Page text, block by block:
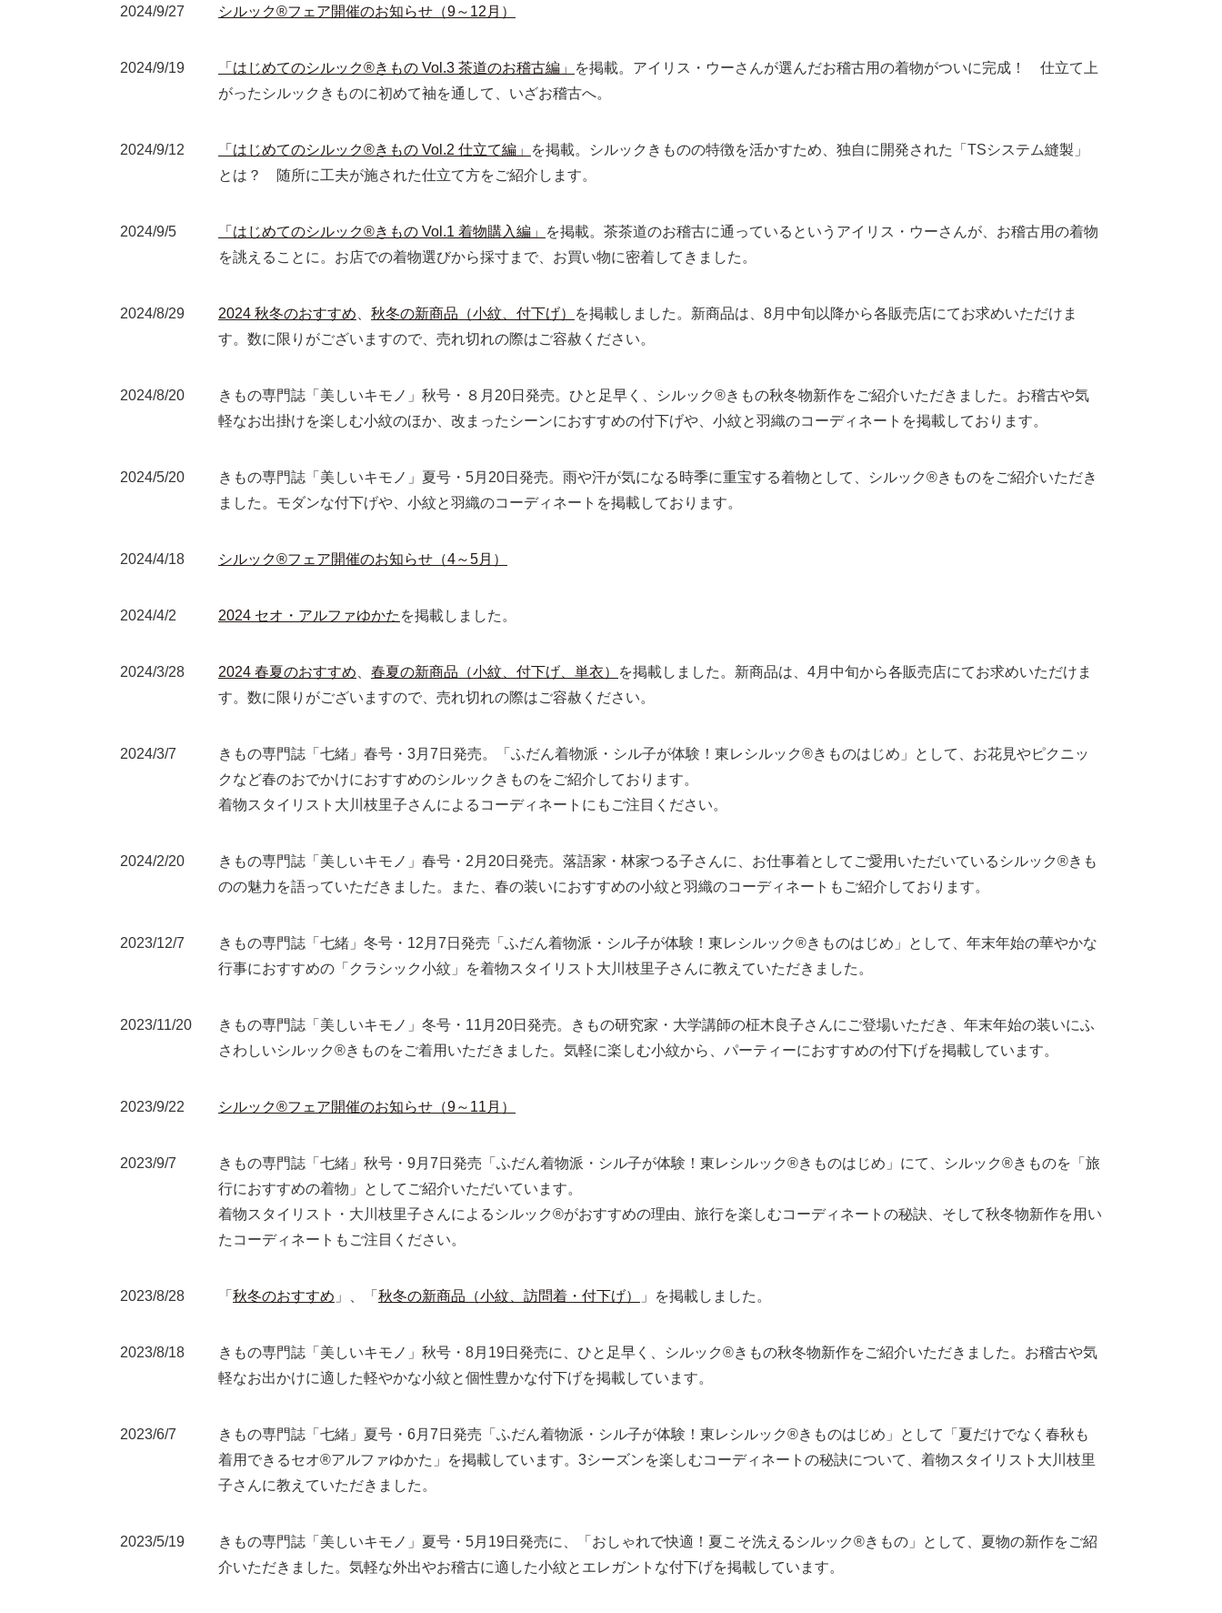
2024/9/27 シルック®フェア開催のお知らせ（9～12月）
2024/9/19 「はじめてのシルック®きもの Vol.3 茶道のお稽古編」
を掲載。アイリス・ウーさんが選んだお稽古用の着物がついに完成！ 仕立て上
がったシルックきものに初めて袖を通して、いざお稽古へ。
2024/9/12 「はじめてのシルック®きもの Vol.2 仕立て編」
を掲載。シルックきものの特徴を活かすため、独自に開発された「TSシステム縫製」
とは？ 随所に工夫が施された仕立て方をご紹介します。
2024/9/5 「はじめてのシルック®きもの Vol.1 着物購入編」
を掲載。茶茶道のお稽古に通っているというアイリス・ウーさんが、お稽古用の着物
を誂えることに。お店での着物選びから採寸まで、お買い物に密着してきました。
2024/8/29 2024 秋冬のおすすめ 秋冬の新商品（小紋、付下げ）
を掲載しました。新商品は、8月中旬以降から各販売店にてお求めいただけま
す。数に限りがございますので、売れ切れの際はご容赦ください。
2024/8/20
きもの専門誌「美しいキモノ」秋号・８月20日発売。ひと足早く、シルック®きもの秋冬物新作をご紹介いただきました。お稽古や気
軽なお出掛けを楽しむ小紋のほか、改まったシーンにおすすめの付下げや、小紋と羽織のコーディネートを掲載しております。
2024/5/20
きもの専門誌「美しいキモノ」夏号・5月20日発売。雨や汗が気になる時季に重宝する着物として、シルック®きものをご紹介いただき
ました。モダンな付下げや、小紋と羽織のコーディネートを掲載しております。
2024/4/18 シルック®フェア開催のお知らせ（4～5月）
2024/4/2 2024 セオ・アルファゆかた を掲載しました。
2024/3/28 2024 春夏のおすすめ 春夏の新商品（小紋、付下げ、単衣）
を掲載しました。新商品は、4月中旬から各販売店にてお求めいただけま
す。数に限りがございますので、売れ切れの際はご容赦ください。
2024/3/7
きもの専門誌「七緒」春号・3月7日発売。「ふだん着物派・シル子が体験！東レシルック®きものはじめ」として、お花見やピクニッ
クなど春のおでかけにおすすめのシルックきものをご紹介しております。
着物スタイリスト大川枝里子さんによるコーディネートにもご注目ください。
2024/2/20
きもの専門誌「美しいキモノ」春号・2月20日発売。落語家・林家つる子さんに、お仕事着としてご愛用いただいているシルック®きも
のの魅力を語っていただきました。また、春の装いにおすすめの小紋と羽織のコーディネートもご紹介しております。
2023/12/7
きもの専門誌「七緒」冬号・12月7日発売「ふだん着物派・シル子が体験！東レシルック®きものはじめ」として、年末年始の華やかな
行事におすすめの「クラシック小紋」を着物スタイリスト大川枝里子さんに教えていただきました。
2023/11/20
きもの専門誌「美しいキモノ」冬号・11月20日発売。きもの研究家・大学講師の柾木良子さんにご登場いただき、年末年始の装いにふ
さわしいシルック®きものをご着用いただきました。気軽に楽しむ小紋から、パーティーにおすすめの付下げを掲載しています。
2023/9/22 シルック®フェア開催のお知らせ（9～11月）
2023/9/7
きもの専門誌「七緒」秋号・9月7日発売「ふだん着物派・シル子が体験！東レシルック®きものはじめ」にて、シルック®きものを「旅
行におすすめの着物」としてご紹介いただいています。
着物スタイリスト・大川枝里子さんによるシルック®がおすすめの理由、旅行を楽しむコーディネートの秘訣、そして秋冬物新作を用い
たコーディネートもご注目ください。
2023/8/28 「 秋冬のおすすめ 」、「 秋冬の新商品（小紋、訪問着・付下げ） 」を掲載しました。
2023/8/18
きもの専門誌「美しいキモノ」秋号・8月19日発売に、ひと足早く、シルック®きもの秋冬物新作をご紹介いただきました。お稽古や気
軽なお出かけに適した軽やかな小紋と個性豊かな付下げを掲載しています。
2023/6/7
きもの専門誌「七緒」夏号・6月7日発売「ふだん着物派・シル子が体験！東レシルック®きものはじめ」として「夏だけでなく春秋も
着用できるセオ®アルファゆかた」を掲載しています。3シーズンを楽しむコーディネートの秘訣について、着物スタイリスト大川枝里
子さんに教えていただきました。
2023/5/19
きもの専門誌「美しいキモノ」夏号・5月19日発売に、「おしゃれで快適！夏こそ洗えるシルック®きもの」として、夏物の新作をご紹
介いただきました。気軽な外出やお稽古に適した小紋とエレガントな付下げを掲載しています。